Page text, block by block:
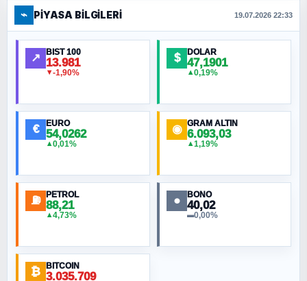
FERHAT BÜYÜKKALKAN
Ankara Zirvesi: NATO Toplantısı mı, Yeni
Ortadoğu Haritasının Provası mı?
MURAT ÖZKAN
NURETTIN BÖLÜK
ORHAN KILIÇOĞLU
⌁ PIYASA BILGILERI 19.07.2026 22:33
↗ BIST 100
13.981
▼-1,90%
$ DOLAR
47,1901
▲0,19%
€ EURO
54,0262
▲0,01%
◉ GRAM ALTIN
6.093,03
▲1,19%
⛽ PETROL
88,21
▲4,73%
● BONO
40,02
▬0,00%
₿ BITCOIN
3.035.709